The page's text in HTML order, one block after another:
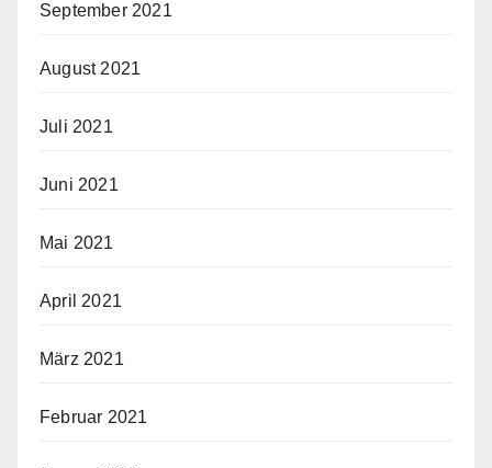
September 2021
August 2021
Juli 2021
Juni 2021
Mai 2021
April 2021
März 2021
Februar 2021